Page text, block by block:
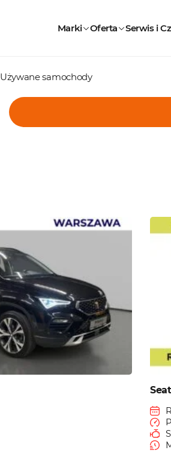
Marki Oferta Serwis i
Używane samochody